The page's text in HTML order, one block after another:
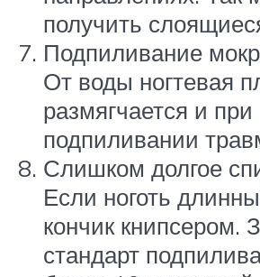
получить
Подпиливание
От воды ногтевая
размягчается и при
подпиливании
Слишком долгое
Если ноготь
кончик книпсером.
стандарт